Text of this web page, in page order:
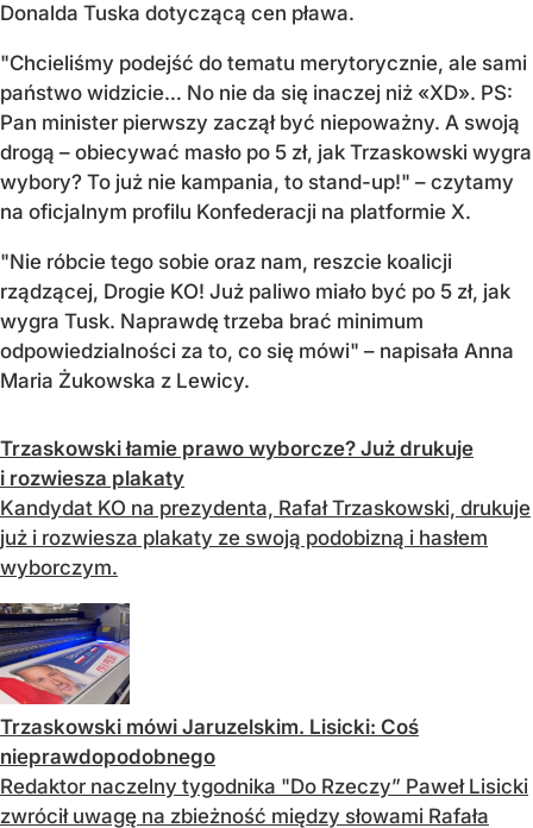
Donalda Tuska dotyczącą cen pława.
"Chcieliśmy podejść do tematu merytorycznie, ale sami
państwo widzicie… No nie da się inaczej niż «XD». PS:
Pan minister pierwszy zaczął być niepoważny. A swoją
drogą – obiecywać masło po 5 zł, jak Trzaskowski wygra
wybory? To już nie kampania, to stand-up!" – czytamy
na oficjalnym profilu Konfederacji na platformie X.
"Nie róbcie tego sobie oraz nam, reszcie koalicji
rządzącej, Drogie KO! Już paliwo miało być po 5 zł, jak
wygra Tusk. Naprawdę trzeba brać minimum
odpowiedzialności za to, co się mówi" – napisała Anna
Maria Żukowska z Lewicy.
Trzaskowski łamie prawo wyborcze? Już drukuje
i rozwiesza plakaty
Kandydat KO na prezydenta, Rafał Trzaskowski, drukuje
już i rozwiesza plakaty ze swoją podobizną i hasłem
wyborczym.
Trzaskowski mówi Jaruzelskim. Lisicki: Coś
nieprawdopodobnego
Redaktor naczelny tygodnika "Do Rzeczy” Paweł Lisicki
zwrócił uwagę na zbieżność między słowami Rafała